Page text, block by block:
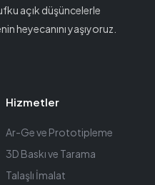
açık düşüncelerle
heyecanını yaşıyoruz.
Hizmetler
Ar-Ge ve Prototipleme
3D Baskı ve Tarama
Talaşlı İmalat